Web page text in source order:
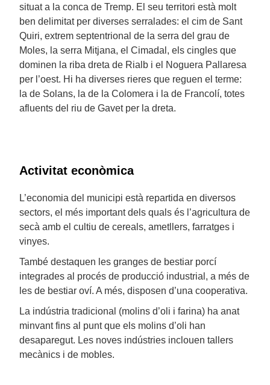
situat a la conca de Tremp. El seu territori està molt
ben delimitat per diverses serralades: el cim de Sant
Quiri, extrem septentrional de la serra del grau de
Moles, la serra Mitjana, el Cimadal, els cingles que
dominen la riba dreta de Rialb i el Noguera Pallaresa
per l’oest. Hi ha diverses rieres que reguen el terme:
la de Solans, la de la Colomera i la de Francolí, totes
afluents del riu de Gavet per la dreta.
Activitat econòmica
L’economia del municipi està repartida en diversos
sectors, el més important dels quals és l’agricultura de
secà amb el cultiu de cereals, ametllers, farratges i
vinyes.
També destaquen les granges de bestiar porcí
integrades al procés de producció industrial, a més de
les de bestiar oví. A més, disposen d’una cooperativa.
La indústria tradicional (molins d’oli i farina) ha anat
minvant fins al punt que els molins d’oli han
desaparegut. Les noves indústries inclouen tallers
mecànics i de mobles.